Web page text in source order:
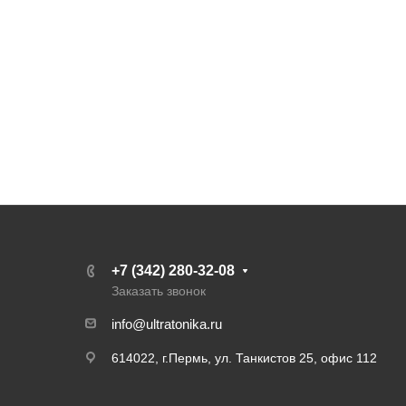
+7 (342) 280-32-08
Заказать звонок
info@ultratonika.ru
614022, г.Пермь, ул. Танкистов 25, офис 112